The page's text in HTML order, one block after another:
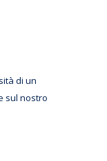
di un
sul nostro